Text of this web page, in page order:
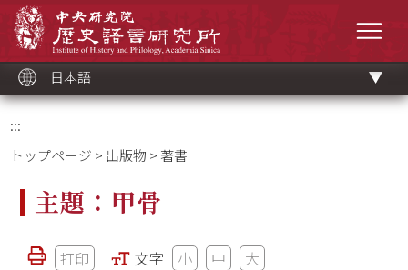
ッ
ク
日本語
:::
トップページ > 出版物 > 著書
主題：甲骨
打印 文字 小 中 大